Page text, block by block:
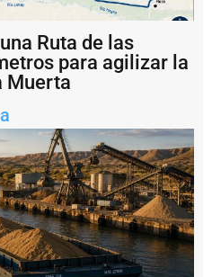
Ruta de las
para agilizar la
Muerta